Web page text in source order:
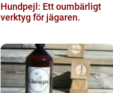
Hundpejl: Ett oumbärligt
verktyg för jägaren.